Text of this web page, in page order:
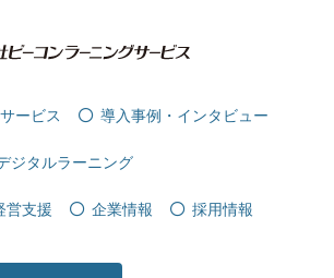
ービス 導入事例・インタビュー
ジタルラーニング
営支援 企業情報 採用情報